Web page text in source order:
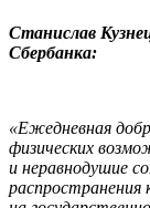
Станислав
Сбербанка:
«Ежедневная
физических
и неравнодушие
распространения